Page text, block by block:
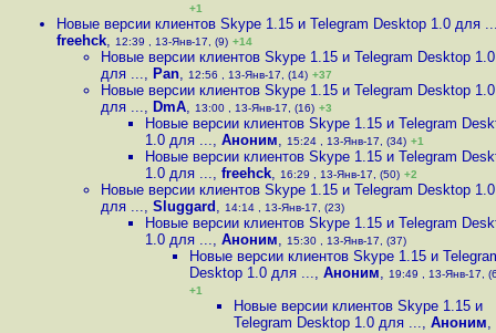
+1
Новые версии клиентов Skype 1.15 и Telegram Desktop 1.0 для
freehck, 12:39 , 13-Янв-17, (9) +14
Новые версии клиентов Skype 1.15 и Telegram Desktop 1.0
для ..., Pan, 12:56 , 13-Янв-17, (14) +37
Новые версии клиентов Skype 1.15 и Telegram Desktop 1.0
для ..., DmA, 13:00 , 13-Янв-17, (16) +3
Новые версии клиентов Skype 1.15 и Telegram
1.0 для ..., Аноним, 15:24 , 13-Янв-17, (34) +1
Новые версии клиентов Skype 1.15 и Telegram
1.0 для ..., freehck, 16:29 , 13-Янв-17, (50) +2
Новые версии клиентов Skype 1.15 и Telegram Desktop 1.0
для ..., Sluggard , 14:14 , 13-Янв-17, (23)
Новые версии клиентов Skype 1.15 и Telegram
1.0 для ..., Аноним, 15:30 , 13-Янв-17, (37)
Новые версии клиентов Skype 1.15 и
Desktop 1.0 для ..., Аноним, 19:49 , 13-Янв-17,
+1
Новые версии клиентов Skype 1.15 и
Telegram Desktop 1.0 для ..., Аноним,